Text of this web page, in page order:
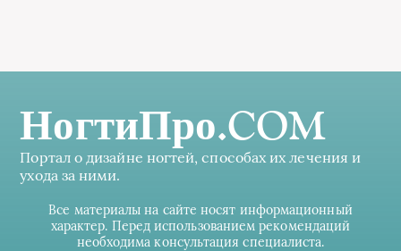
НогтиПро.COM
Портал о дизайне ногтей, способах их лечения и
ухода за ними.
Все материалы на сайте носят информационный
характер. Перед использованием рекомендаций
необходима консультация специалиста.